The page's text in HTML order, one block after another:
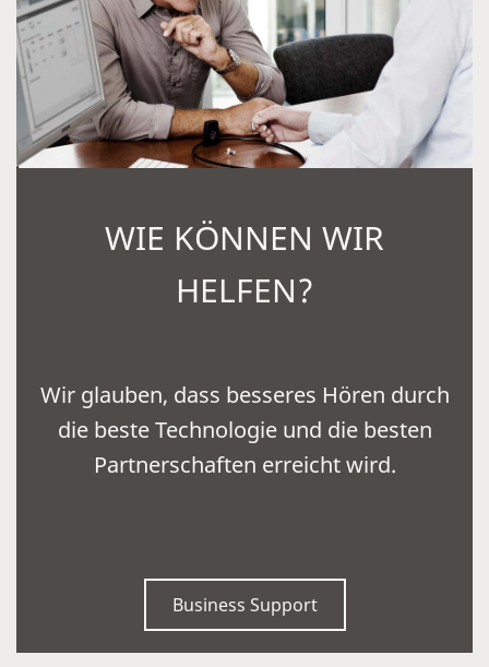
WIE KÖNNEN WIR
HELFEN?
Wir glauben, dass besseres Hören durch
die beste Technologie und die besten
Partnerschaften erreicht wird.
Business Support